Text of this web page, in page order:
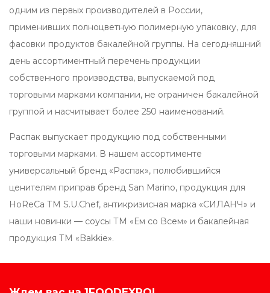
одним из первых производителей в России,
применивших полноцветную полимерную упаковку, для
фасовки продуктов бакалейной группы. На сегодняшний
день ассортиментный перечень продукции
собственного производства, выпускаемой под
торговыми марками компании, не ограничен бакалейной
группой и насчитывает более 250 наименований.
Распак выпускает продукцию под собственными
торговыми марками. В нашем ассортименте
универсальный бренд «Распак», полюбившийся
ценителям приправ бренд San Marino, продукция для
HoReCa ТМ S.U.Chef, антикризисная марка «СИЛАНЧ» и
наши новинки — соусы ТМ «Ем со Всем» и бакалейная
продукция ТМ «Bakkie».